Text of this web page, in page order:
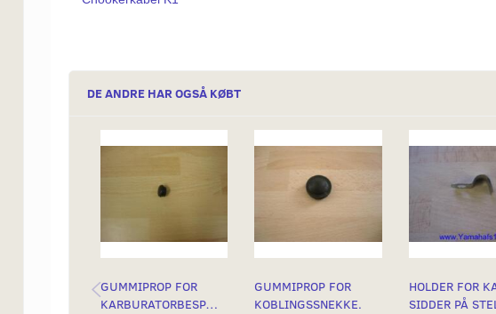
DE ANDRE HAR OGSÅ KØBT
GUMMIPROP FOR
KARBURATORBESPÆNDING
GUMMIPROP FOR
KOBLINGSSNEKKE.
HOLDER FOR
SIDDER PÅ